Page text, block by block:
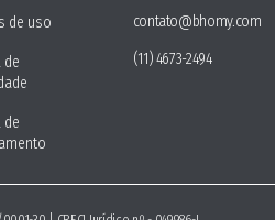
de uso
de
de
contato@bhomy.com
(11) 4673-2494